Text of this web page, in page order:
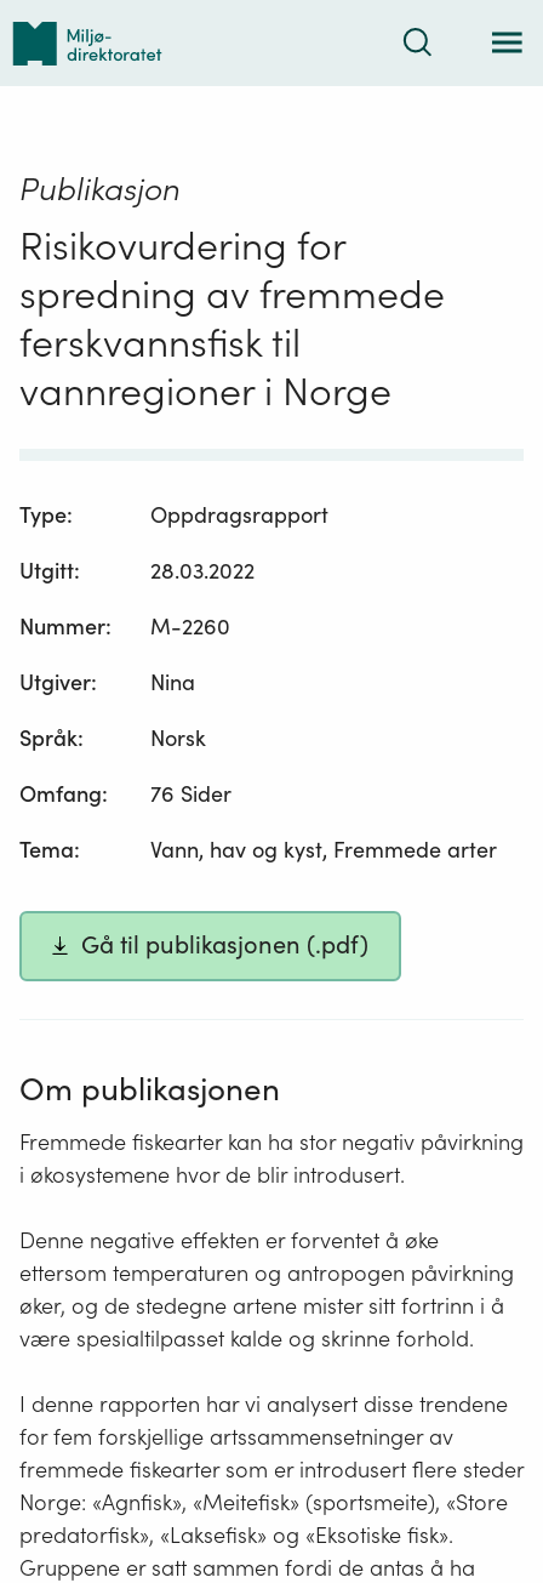
Tilbake
forsiden
Søk
Publikasjon
Risikovurdering for
spredning av fremmede
ferskvannsfisk til
vannregioner i Norge
Type:
Oppdragsrapport
Utgitt:
28.03.2022
Nummer:
M-2260
Utgiver:
Nina
Språk:
Norsk
Omfang:
76 Sider
Tema: Vann, hav og kyst, Fremmede arter
Gå til publikasjonen (.pdf)
Om publikasjonen
Fremmede fiskearter kan ha stor negativ påvirkning
i økosystemene hvor de blir introdusert.
Denne negative effekten er forventet å øke
ettersom temperaturen og antropogen påvirkning
øker, og de stedegne artene mister sitt fortrinn i å
være spesialtilpasset kalde og skrinne forhold.
I denne rapporten har vi analysert disse trendene
for fem forskjellige artssammensetninger av
fremmede fiskearter som er introdusert flere steder
Norge: «Agnfisk», «Meitefisk» (sportsmeite), «Store
predatorfisk», «Laksefisk» og «Eksotiske fisk».
Gruppene er satt sammen fordi de antas å ha